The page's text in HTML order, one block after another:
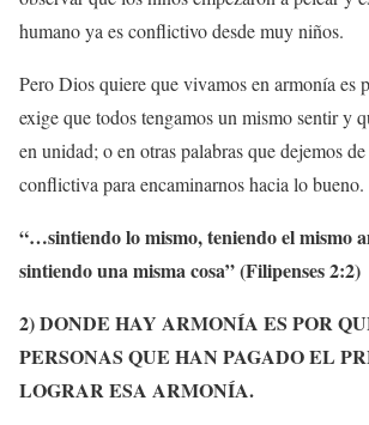
humano ya es conflictivo desde muy niños.
Pero Dios quiere que vivamos en armonía es
exige que todos tengamos un mismo sentir y
en unidad; o en otras palabras que dejemos
conflictiva para encaminarnos hacia lo bueno.
“…sintiendo lo mismo, teniendo el mismo
sintiendo una misma cosa” (Filipenses 2:2)
2) DONDE HAY ARMONÍA ES POR
PERSONAS QUE HAN PAGADO EL
LOGRAR ESA ARMONÍA.